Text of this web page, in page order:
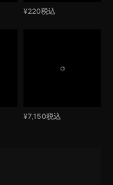
¥220税込
¥7,150税込